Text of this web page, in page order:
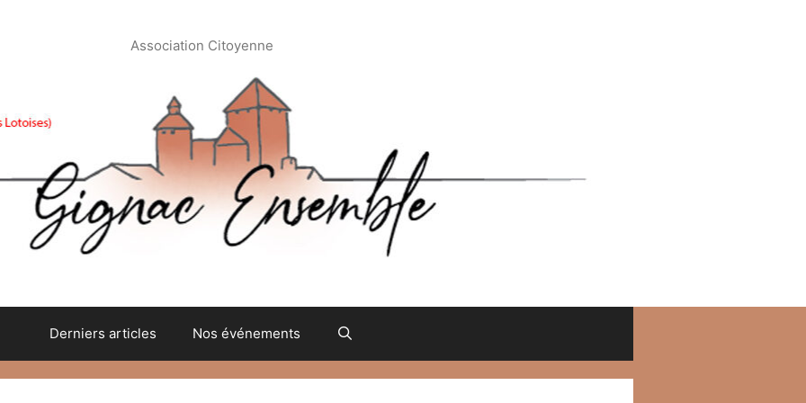
Association Citoyenne
Derniers articles Nos événements